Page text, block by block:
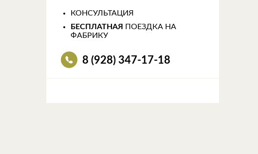
КОНСУЛЬТАЦИЯ
БЕСПЛАТНАЯ
ПОЕЗДКА НА
ФАБРИКУ
8 (928) 347-17-18